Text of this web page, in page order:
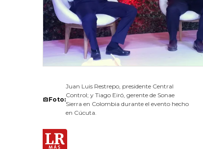
Foto:
Juan Luis Restrepo, presidente Central
Control; y Tiago Eiró, gerente de Sonae
Sierra en Colombia durante el evento hecho
en Cúcuta.